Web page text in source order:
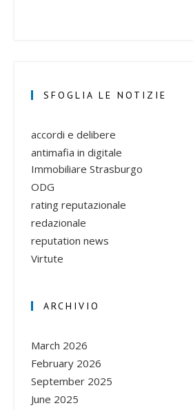
SFOGLIA LE NOTIZIE
accordi e delibere
antimafia in digitale
Immobiliare Strasburgo
ODG
rating reputazionale
redazionale
reputation news
Virtute
ARCHIVIO
March 2026
February 2026
September 2025
June 2025